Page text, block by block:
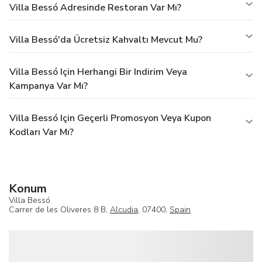
Villa Bessó Adresinde Restoran Var Mı?
Villa Bessó'da Ücretsiz Kahvaltı Mevcut Mu?
Villa Bessó Için Herhangi Bir Indirim Veya
Kampanya Var Mı?
Villa Bessó Için Geçerli Promosyon Veya Kupon
Kodları Var Mı?
Konum
Villa Bessó
Carrer de les Oliveres 8 B, Alcudia, 07400, Spain